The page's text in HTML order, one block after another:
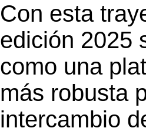
Con esta
edición 2025
como una
más robusta
intercambio